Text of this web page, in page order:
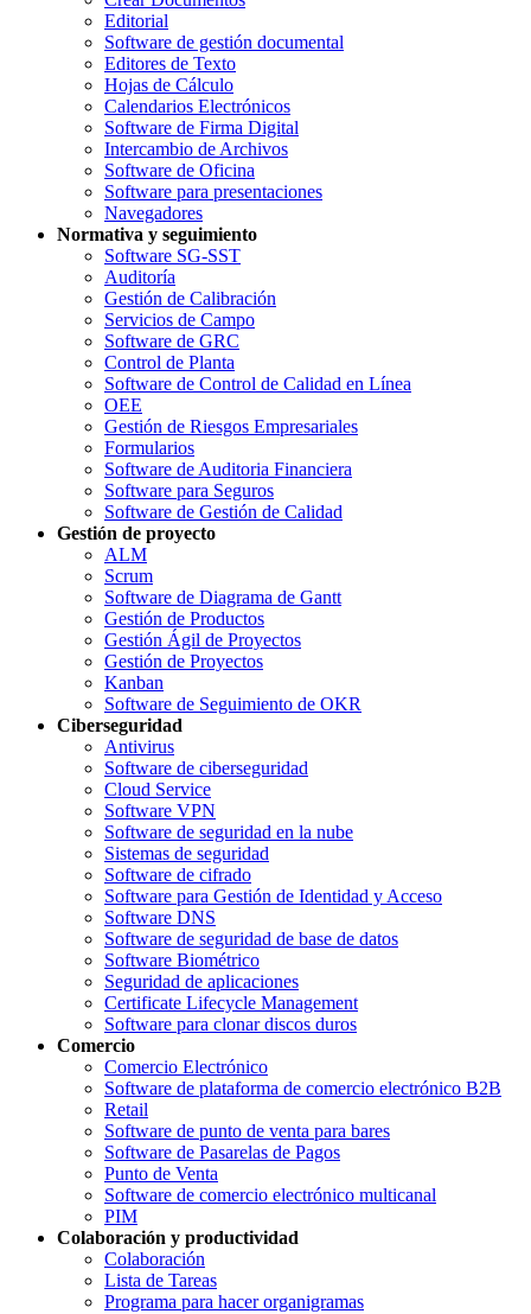
Editorial
Software de gestión documental
Editores de Texto
Hojas de Cálculo
Calendarios Electrónicos
Software de Firma Digital
Intercambio de Archivos
Software de Oficina
Software para presentaciones
Navegadores
Normativa y seguimiento
Software SG-SST
Auditoría
Gestión de Calibración
Servicios de Campo
Software de GRC
Control de Planta
Software de Control de Calidad en Línea
OEE
Gestión de Riesgos Empresariales
Formularios
Software de Auditoria Financiera
Software para Seguros
Software de Gestión de Calidad
Gestión de proyecto
ALM
Scrum
Software de Diagrama de Gantt
Gestión de Productos
Gestión Ágil de Proyectos
Gestión de Proyectos
Kanban
Software de Seguimiento de OKR
Ciberseguridad
Antivirus
Software de ciberseguridad
Cloud Service
Software VPN
Software de seguridad en la nube
Sistemas de seguridad
Software de cifrado
Software para Gestión de Identidad y Acceso
Software DNS
Software de seguridad de base de datos
Software Biométrico
Seguridad de aplicaciones
Certificate Lifecycle Management
Software para clonar discos duros
Comercio
Comercio Electrónico
Software de plataforma de comercio electrónico B2B
Retail
Software de punto de venta para bares
Software de Pasarelas de Pagos
Punto de Venta
Software de comercio electrónico multicanal
PIM
Colaboración y productividad
Colaboración
Lista de Tareas
Programa para hacer organigramas